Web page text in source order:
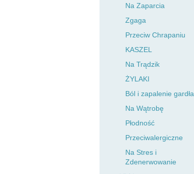
Na Zaparcia
Zgaga
Przeciw Chrapaniu
KASZEL
Na Trądzik
ŻYLAKI
Ból i zapalenie gardła
Na Wątrobę
Płodność
Przeciwalergiczne
Na Stres i
Zdenerwowanie